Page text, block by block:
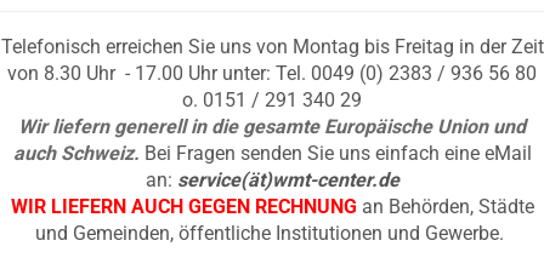
Telefonisch erreichen Sie uns von Montag bis Freitag in der Zeit
von 8.30 Uhr - 17.00 Uhr unter: Tel. 0049 (0) 2383 / 936 56 80
o. 0151 / 291 340 29
Wir liefern generell in die gesamte Europäische Union und
auch Schweiz. Bei Fragen senden Sie uns einfach eine eMail
an: service(ät)wmt-center.de
WIR LIEFERN AUCH GEGEN RECHNUNG an Behörden, Städte
und Gemeinden, öffentliche Institutionen und Gewerbe.